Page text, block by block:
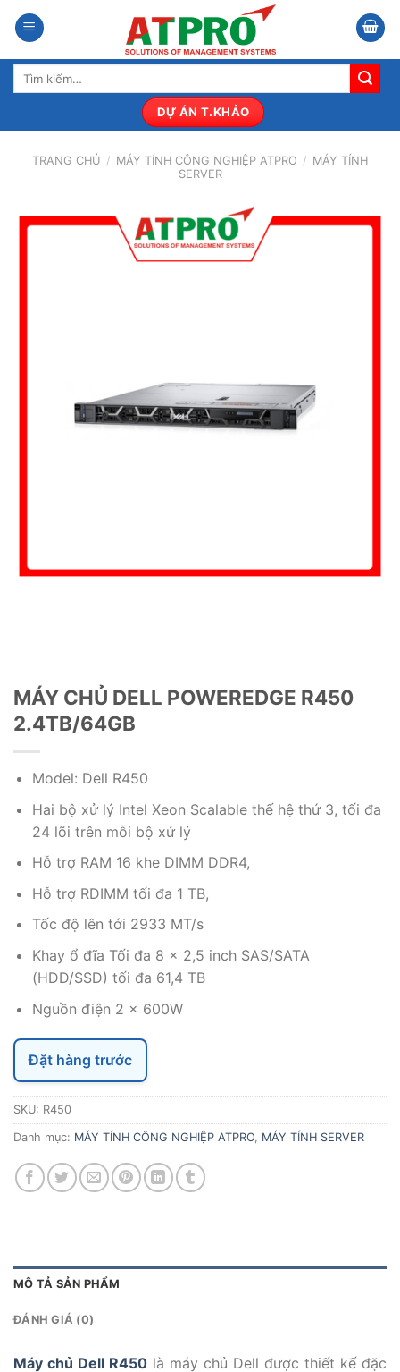
qua
nội
dung
Tìm
DỰ ÁN T.KHẢO
TRANG CHỦ / MÁY TÍNH CÔNG NGHIỆP ATPRO / MÁY TÍNH
SERVER
MÁY CHỦ DELL POWEREDGE R450
2.4TB/64GB
Model: Dell R450
Hai bộ xử lý Intel Xeon Scalable thế hệ thứ 3, tối đa
24 lõi trên mỗi bộ xử lý
Hỗ trợ RAM 16 khe DIMM DDR4,
Hỗ trợ RDIMM tối đa 1 TB,
Tốc độ lên tới 2933 MT/s
Khay ổ đĩa Tối đa 8 x 2,5 inch SAS/SATA
(HDD/SSD) tối đa 61,4 TB
Nguồn điện 2 x 600W
Đặt hàng trước
SKU: R450
Danh mục: MÁY TÍNH CÔNG NGHIỆP ATPRO, MÁY TÍNH SERVER
MÔ TẢ SẢN PHẨM
ĐÁNH GIÁ (0)
Máy chủ Dell R450 là máy chủ Dell được thiết kế đặc